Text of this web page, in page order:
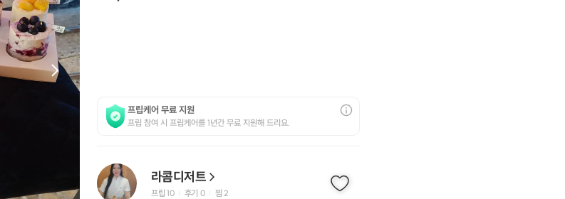
프립케어 무료 지원
프립 참여 시 프립케어를 1년간 무료 지원해 드리요.
라콤디저트
프립 10 후기 0 찜 2